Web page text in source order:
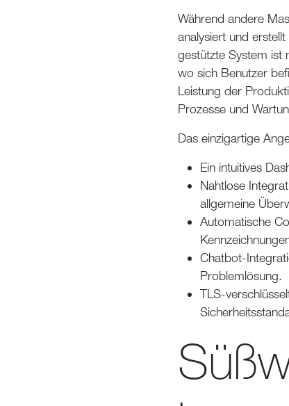
Während andere
analysiert und
gestützte System ist
wo sich Benutzer
Leistung der
Prozesse und
Das einzigartige
Ein intuitives
Nahtlose
allgemeine
Automatische
Chatbot-
Problemlösung.
TLS-